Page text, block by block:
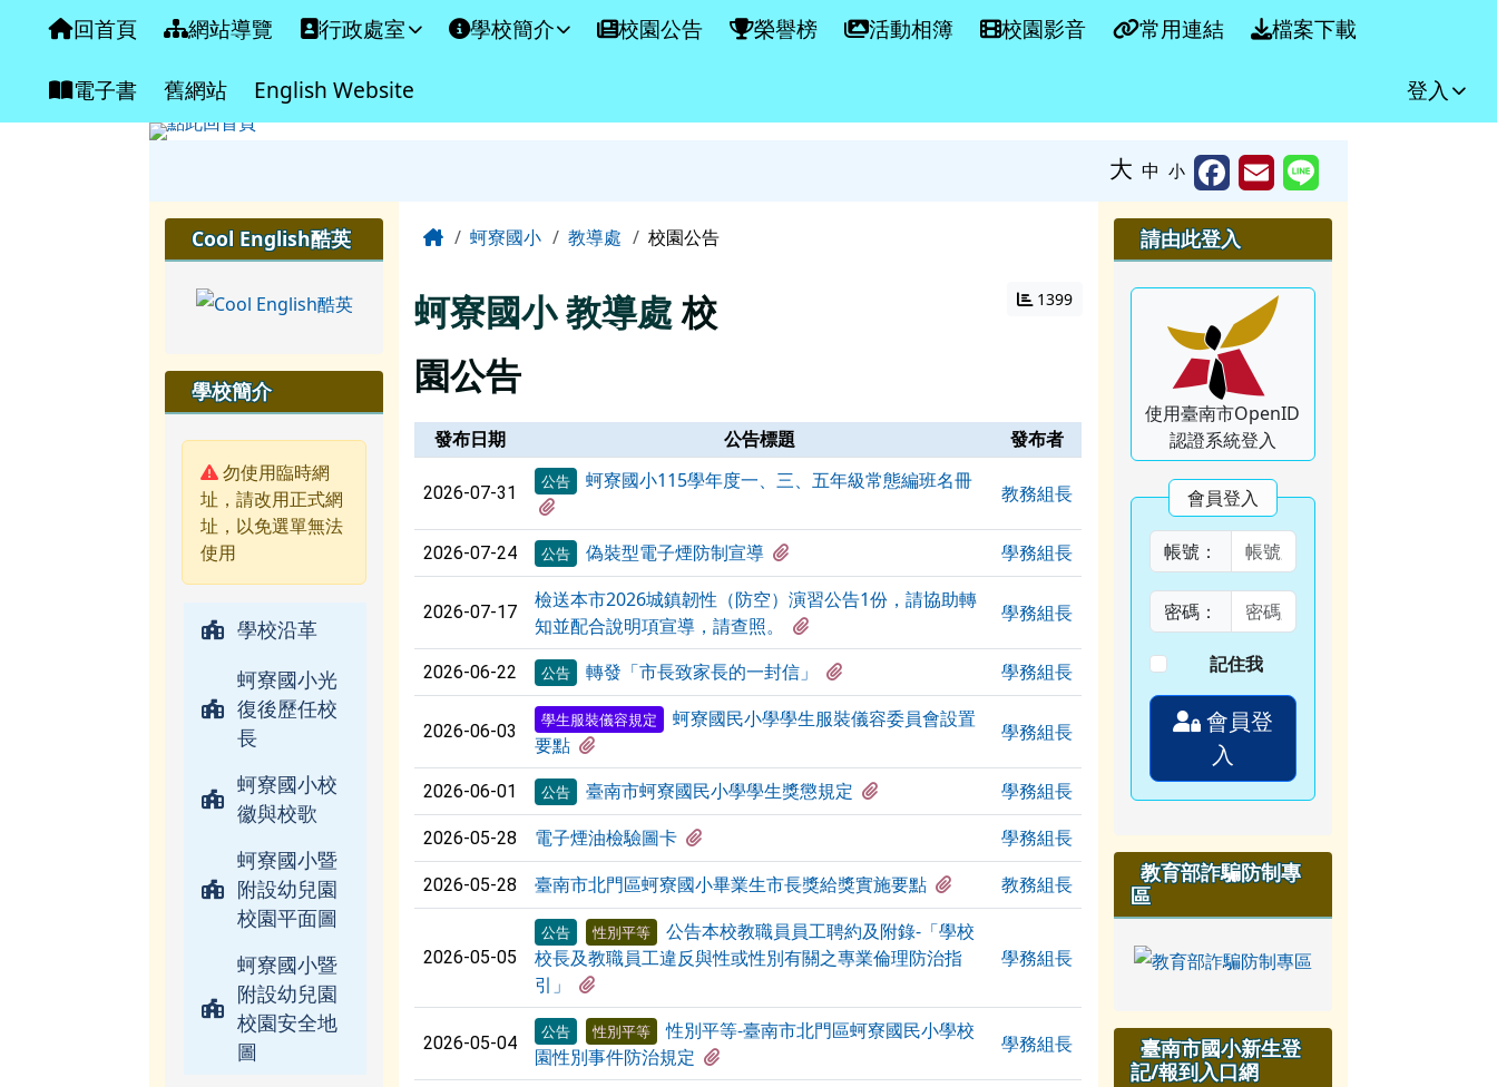
跳至主內容區
臺南市北門區蚵寮國民小學網站
導覽列回首頁 網站導覽 行政處室 學校簡介 校園公告 榮譽榜 活動相簿 校園影音 常用連結 檔案下載
電子書 舊網站 English Website 登入
大 中 小
左邊區域內容
Cool English酷英
學校簡介
警告:
勿使用臨時網
址，請改用正式網
址，以免選單無法
使用
學校沿革
蚵寮國小光
復後歷任校
長
蚵寮國小校
徽與校歌
蚵寮國小暨
附設幼兒園
校園平面圖
蚵寮國小暨
附設幼兒園
校園安全地
圖
主內容區域
Home蚵寮國小 教導處 校園公告
蚵寮國小教導處校
園公告
1399
新聞列表
發布日期 公告標題 發布者
2026-07-31
公告
蚵寮國小115學年度一、三、五年級常態編班名冊
教務組長
2026-07-24 公告 偽裝型電子煙防制宣導 學務組長
2026-07-17
檢送本市2026城鎮韌性（防空）演習公告1份，請協助轉
知並配合說明項宣導，請查照。
學務組長
2026-06-22 公告 轉發「市長致家長的一封信」 學務組長
2026-06-03
學生服裝儀容規定
蚵寮國民小學學生服裝儀容委員會設置
要點
學務組長
2026-06-01 公告 臺南市蚵寮國民小學學生獎懲規定 學務組長
2026-05-28 電子煙油檢驗圖卡 學務組長
2026-05-28 臺南市北門區蚵寮國小畢業生市長獎給獎實施要點 有1個附檔教務組長
2026-05-05
公告 性別平等
公告本校教職員員工聘約及附錄-「學校
校長及教職員工違反與性或性別有關之專業倫理防治指
引」
學務組長
2026-05-04
公告 性別平等
性別平等-臺南市北門區蚵寮國民小學校
園性別事件防治規定
學務組長
右邊區域內容
請由此登入
使用臺南市OpenID
認證系統登入
會員登入
帳號：
密碼：
記住我
會員登
入
教育部詐騙防制專
區
臺南市國小新生登
記/報到入口網